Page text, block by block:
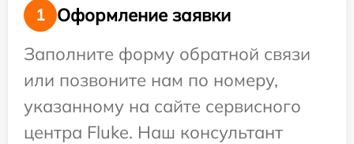
1
Оформление заявки
Заполните форму обратной связи
или позвоните нам по номеру,
указанному на сайте сервисного
центра Fluke. Наш консультант